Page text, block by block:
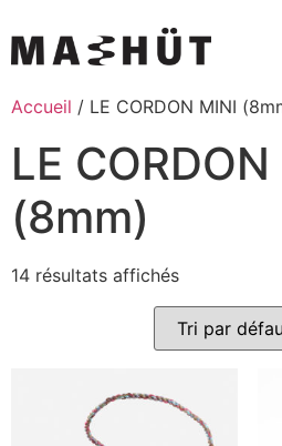
Accueil / LE CORDON MINI
LE
(8mm)
14 résultats affichés